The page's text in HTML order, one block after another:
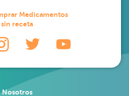
Medicamentos
sin receta
Nosotros